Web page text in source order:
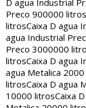
D agua Industrial
Preco 900000 litros
litrosCaixa D agua
agua Industrial
Preco 3000000
litrosCaixa D agua
agua Metalica
litrosCaixa D agua
10000 litrosCaixa